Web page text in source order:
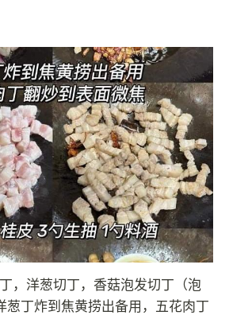
，洋葱切丁，香菇泡发切丁（泡
葱丁炸到焦黄捞出备用，五花肉丁